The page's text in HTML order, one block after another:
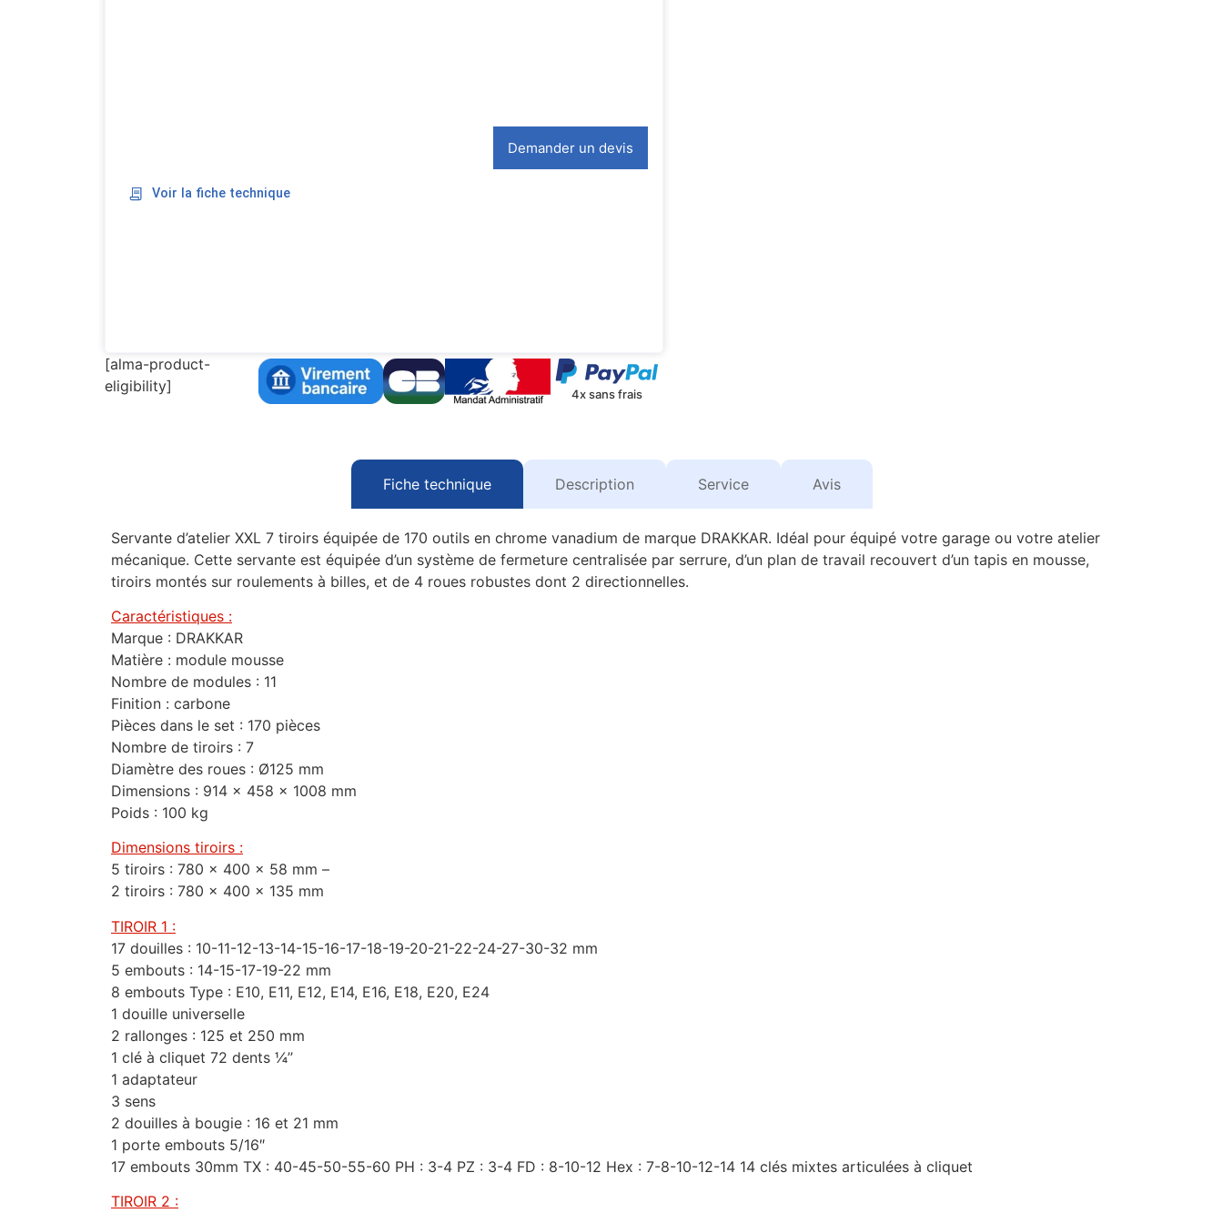
Demander un devis
Voir la fiche technique
[alma-product-
eligibility]
4x sans frais
Fiche technique Description Service Avis
Servante d’atelier XXL 7 tiroirs équipée de 170 outils en chrome vanadium de marque DRAKKAR. Idéal pour équipé votre garage ou votre atelier
mécanique. Cette servante est équipée d’un système de fermeture centralisée par serrure, d’un plan de travail recouvert d’un tapis en mousse,
tiroirs montés sur roulements à billes, et de 4 roues robustes dont 2 directionnelles.
Caractéristiques :
Marque : DRAKKAR
Matière : module mousse
Nombre de modules : 11
Finition : carbone
Pièces dans le set : 170 pièces
Nombre de tiroirs : 7
Diamètre des roues : Ø125 mm
Dimensions : 914 x 458 x 1008 mm
Poids : 100 kg
Dimensions tiroirs :
5 tiroirs : 780 x 400 x 58 mm –
2 tiroirs : 780 x 400 x 135 mm
TIROIR 1 :
17 douilles : 10-11-12-13-14-15-16-17-18-19-20-21-22-24-27-30-32 mm
5 embouts : 14-15-17-19-22 mm
8 embouts Type : E10, E11, E12, E14, E16, E18, E20, E24
1 douille universelle
2 rallonges : 125 et 250 mm
1 clé à cliquet 72 dents ¼’’
1 adaptateur
3 sens
2 douilles à bougie : 16 et 21 mm
1 porte embouts 5/16″
17 embouts 30mm TX : 40-45-50-55-60 PH : 3-4 PZ : 3-4 FD : 8-10-12 Hex : 7-8-10-12-14 14 clés mixtes articulées à cliquet
TIROIR 2 :